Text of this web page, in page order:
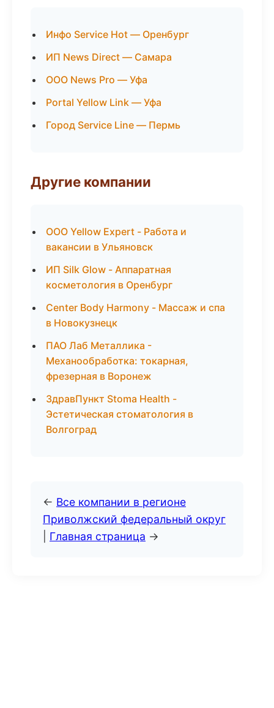
Инфо Service Hot — Оренбург
ИП News Direct — Самара
ООО News Pro — Уфа
Portal Yellow Link — Уфа
Город Service Line — Пермь
Другие компании
ООО Yellow Expert - Работа и
вакансии в Ульяновск
ИП Silk Glow - Аппаратная
косметология в Оренбург
Center Body Harmony - Массаж и спа
в Новокузнецк
ПАО Лаб Металлика -
Механообработка: токарная,
фрезерная в Воронеж
ЗдравПункт Stoma Health -
Эстетическая стоматология в
Волгоград
← Все компании в регионе
Приволжский федеральный округ
Главная страница →